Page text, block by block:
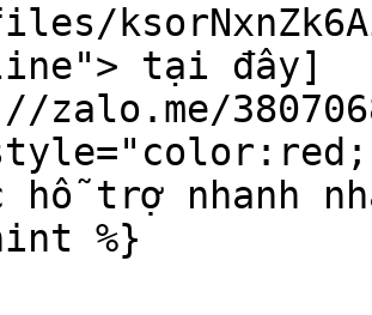
tại đây]
hỗ trợ nhanh